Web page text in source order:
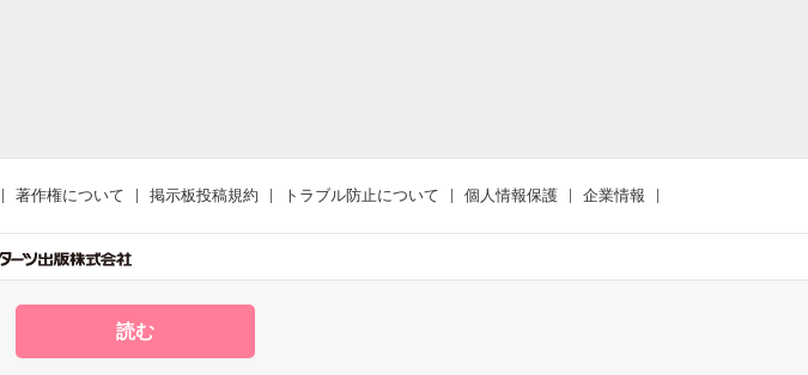
読む
著作権について 掲示板投稿規約 トラブル防止について 個人情報保護 企業情報